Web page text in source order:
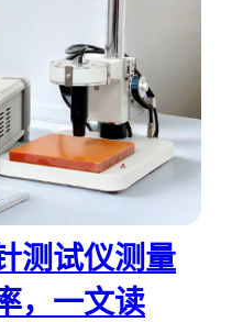
测试仪测量
，一文读